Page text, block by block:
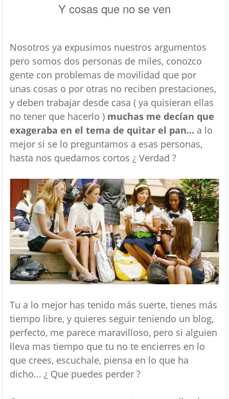
Y cosas que no se ven
Nosotros ya expusimos nuestros argumentos
pero somos dos personas de miles, conozco
gente con problemas de movilidad que por
unas cosas o por otras no reciben prestaciones,
y deben trabajar desde casa ( ya quisieran ellas
no tener que hacerlo ) muchas me decían que
exageraba en el tema de quitar el pan... a lo
mejor si se lo preguntamos a esas personas,
hasta nos quedamos cortos ¿ Verdad ?
Tu a lo mejor has tenido más suerte, tienes más
tiempo libre, y quieres seguir teniendo un blog,
perfecto, me parece maravilloso, pero si alguien
lleva mas tiempo que tu no te encierres en lo
que crees, escuchale, piensa en lo que ha
dicho... ¿ Que puedes perder ?